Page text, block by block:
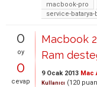
macbook-pro
service-batarya-
0
oy
0
cevap
Macbook
Ram
9 Ocak 2013 Mac
Kullanıcı (120